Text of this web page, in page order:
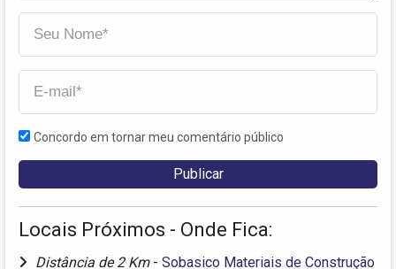
Concordo em tornar meu comentário público
Locais Próximos - Onde Fica:
Distância de 2 Km - Sobasico Materiais de Construção